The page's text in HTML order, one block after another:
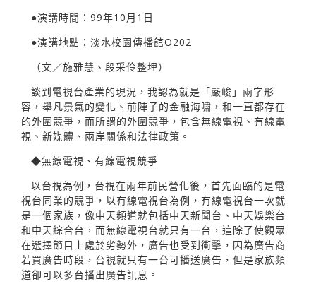
●演講時間：99年10月1日
●演講地點：淡水校園傳播館O202
（文／施雅慧、段采伶整埋）
談到電視台產業的現況，我認為就是「嚴峻」兩字形
容，舉凡景氣的變化、前陣子的金融海嘯，和一直都存在
的外圍競爭，而所謂的外圍競爭，包含無線電視、有線電
視、新媒體、兩岸關係和法律政策。
◆無線電視、有線電視競爭
以台視為例，台視在兩年前民營化後，首先面臨的是電
視台同業的競爭，以有線電視台為例，有線電視台一次就
是一個家族，像中天頻道就包括中天新聞台、中天娛樂台
和中天綜合台，而無線電視台就只有一台，這除了使觀眾
在選擇節目上處於劣勢外，廣告也受到衝擊，因為廣告商
若買廣告時段，台視就只有一台可播送廣告，但是家族頻
道卻可以多台播出廣告訊息。